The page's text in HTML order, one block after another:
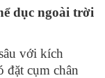
dục ngoài trời
với kích
đặt cụm chân